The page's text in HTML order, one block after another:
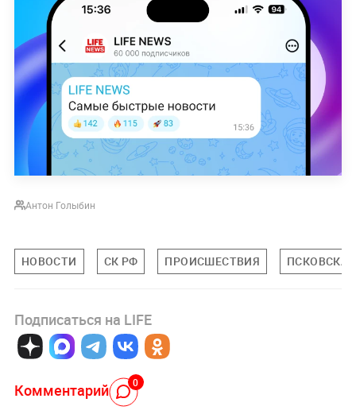
Антон Голыбин
НОВОСТИ СК РФ ПРОИСШЕСТВИЯ
Подписаться на LIFE
Комментарий 0